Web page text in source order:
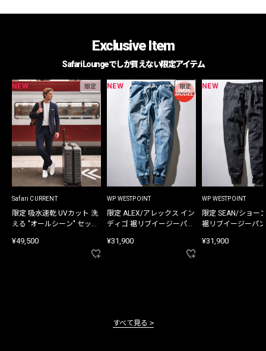
Exclusive Item
Safari Loungeでしか買えない限定アイテム
NEW 限定
Safari CURRENT
限定 吸水速乾 UVカット 洗
える "オールシーン" セット
¥49,500
NEW 限定
WP WESTPOINT
限定 ALEX/アレックス イン
ディゴ 裾リブイージーパン
¥31,900
NEW
WP WESTPOINT
限定 SEAN/ショー
裾リブイージーパ
¥31,900
すべて見る